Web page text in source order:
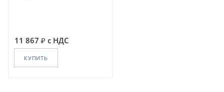
11 867 с НДС
КУПИТЬ